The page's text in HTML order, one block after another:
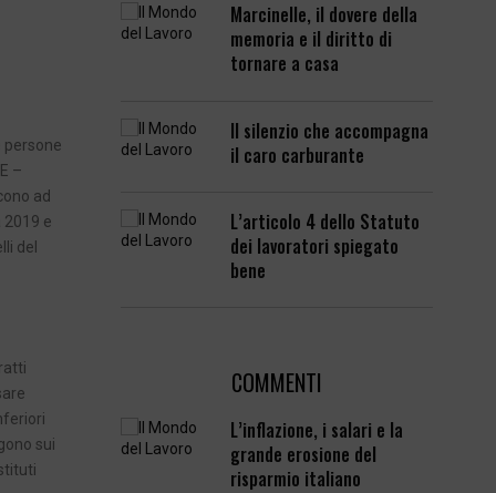
persone
–
ad
e
del
sui
Marcinelle, il dovere della
memoria e il diritto di
tornare a casa
Il silenzio che accompagna
il caro carburante
L’articolo 4 dello Statuto
dei lavoratori spiegato
bene
COMMENTI
L’inflazione, i salari e la
grande erosione del
risparmio italiano